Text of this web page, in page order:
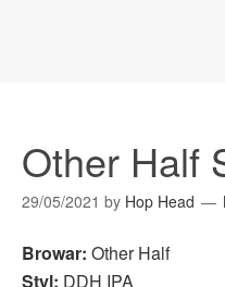
Other Half
29/05/2021 by Hop Head
Browar: Other Half
Styl: DDH IPA